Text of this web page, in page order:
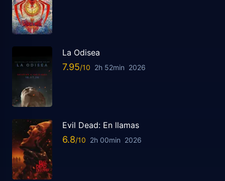
La Odisea
7.95 2h 52min 2026
Evil Dead: En llamas
6.8 2h 00min 2026